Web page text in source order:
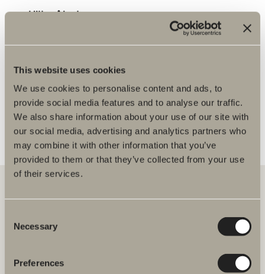
This website uses cookies
We use cookies to personalise content and ads, to
provide social media features and to analyse our traffic.
We also share information about your use of our site with
our social media, advertising and analytics partners who
may combine it with other information that you’ve
provided to them or that they’ve collected from your use
of their services.
Selection
Necessary
Preferences
Hitta på karta
Brett sortiment
KÖPVILLKOR FLER ÅTERFÖRSÄLJARE
Hos oss hittar du allt för hela badrummet. Från badrumsmöbler,
tvättställ och blandare till duschar, badkar, handdukstorkar och WC.
Verkstadsvägen 1